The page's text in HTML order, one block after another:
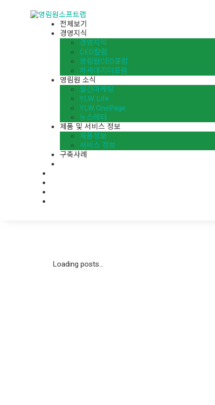
전체보기
경영지식
경영지식
CEO칼럼
영림원CEO포럼
차세대리더포럼
영림원 소식
월간마케팅
YLW Life
YLW OnePage
뉴스레터
제품 및 서비스 정보
제품정보
서비스 정보
구축사례
Loading posts...